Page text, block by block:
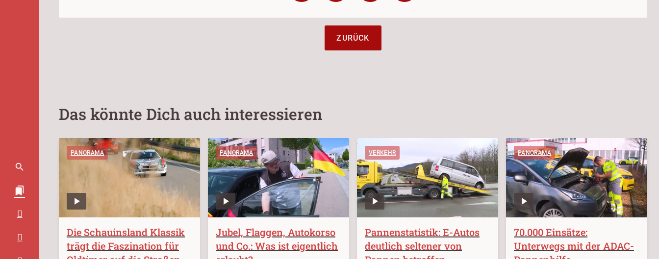
ZURÜCK
Das könnte Dich auch interessieren
PANORAMA
Die Schauinsland Klassik
trägt die Faszination für
PANORAMA
Jubel, Flaggen, Autokorso
und Co.: Was ist eigentlich
VERKEHR
Pannenstatistik: E-Autos
deutlich seltener von
PANORAMA
70.000 Einsätze:
Unterwegs mit der ADAC-